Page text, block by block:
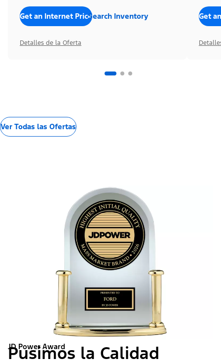
Get an Internet PriceSearch Inventory
Detalles de la Oferta
Get
Ver Todas las Ofertas
JD Power Award
Pusimos la Calidad